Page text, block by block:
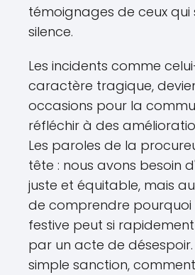
témoignages de ceux qui
silence.
Les incidents comme
caractère tragique,
occasions pour la
réfléchir à des
Les paroles de la
tête : nous avons besoin
juste et équitable, mais
de comprendre
festive peut si
par un acte de
simple sanction,